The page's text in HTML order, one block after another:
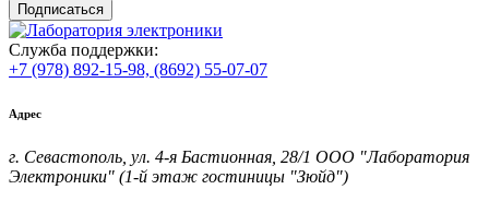
Подписаться
Служба поддержки:
+7 (978) 892-15-98, (8692) 55-07-07
Адрес
г. Севастополь, ул. 4-я Бастионная, 28/1 ООО "Лаборатория
Электроники" (1-й этаж гостиницы "Зюйд")